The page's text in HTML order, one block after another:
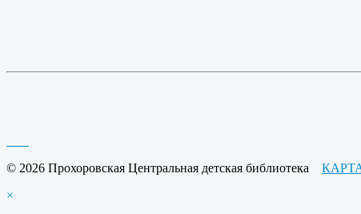
© 2026 Прохоровская Центральная детская библиотека
×